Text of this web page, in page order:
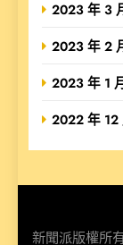
2023 年 3
2023 年 2
2023 年 1
2022 年 12
新聞派版權所